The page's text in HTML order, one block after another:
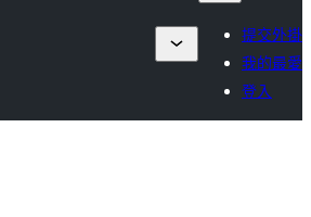
提交外掛
我的最愛
登入